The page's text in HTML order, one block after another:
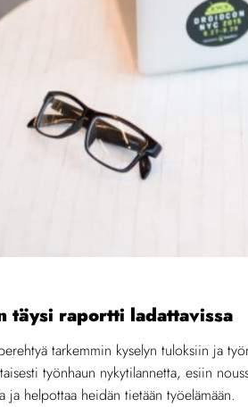
täysi raportti ladattavissa
tarkemmin kyselyn tuloksiin ja
työnhaun nykytilannetta, esiin
ja helpottaa heidän tietään työelämään.